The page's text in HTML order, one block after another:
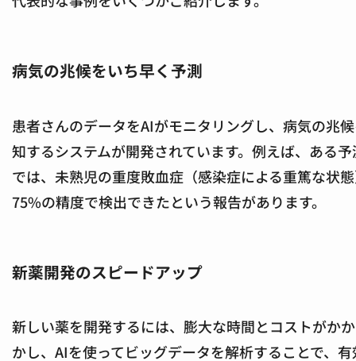
病気の兆候をいち早く予測
患者さんのデータをAIがモニタリングし、病気の兆
知するシステムが開発されています。例えば、ある
では、未熟児の重度敗血症（感染症による重篤な状
75%の精度で検出できたという報告があります。
新薬開発のスピードアップ
新しい薬を開発するには、膨大な時間とコストがか
かし、AIを使ってビッグデータを解析することで、